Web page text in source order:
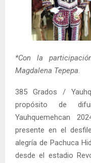
*Con la
Magdalena Tepepa.
385 Grados /
propósito de
Yauhquemehcan
presente en el
alegría de Pachuca
desde el estadio